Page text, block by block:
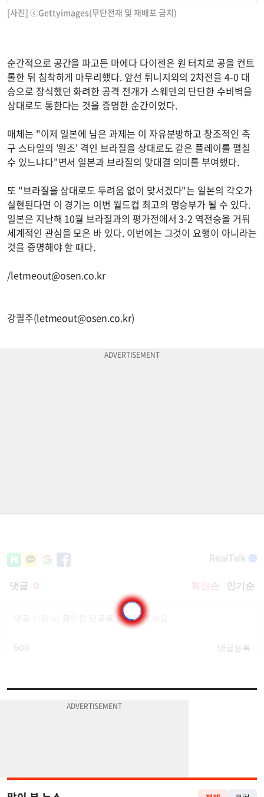
[사진] ⓒGettyimages(무단전재 및 재배포 금지)
순간적으로 공간을 파고든 마에다 다이젠은 원 터치로 공을 컨트
롤한 뒤 침착하게 마무리했다. 앞선 튀니지와의 2차전을 4-0 대
승으로 장식했던 화려한 공격 전개가 스웨덴의 단단한 수비벽을
상대로도 통한다는 것을 증명한 순간이었다.
매체는 "이제 일본에 남은 과제는 이 자유분방하고 창조적인 축
구 스타일의 '원조' 격인 브라질을 상대로도 같은 플레이를 펼칠
수 있느냐다"면서 일본과 브라질의 맞대결 의미를 부여했다.
또 "브라질을 상대로도 두려움 없이 맞서겠다"는 일본의 각오가
실현된다면 이 경기는 이번 월드컵 최고의 명승부가 될 수 있다.
일본은 지난해 10월 브라질과의 평가전에서 3-2 역전승을 거둬
세계적인 관심을 모은 바 있다. 이번에는 그것이 요행이 아니라는
것을 증명해야 할 때다.
/letmeout@osen.co.kr
강필주(letmeout@osen.co.kr)